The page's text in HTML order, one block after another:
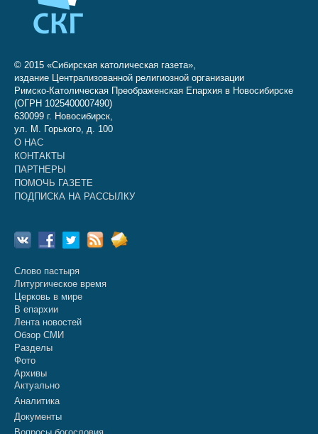
© 2015 «Сибирская католическая газета»,
издание Централизованной религиозной организации
Римско-Католическая Преображенская Епархия в Новосибирске
(ОГРН 1025400007490)
630099 г. Новосибирск,
ул. М. Горького, д. 100
О НАС
КОНТАКТЫ
ПАРТНЕРЫ
ПОМОЧЬ ГАЗЕТЕ
ПОДПИСКА НА РАССЫЛКУ
Слово пастыря
Литургическое время
Церковь в мире
В епархии
Лента новостей
Обзор СМИ
Разделы
Фото
Архивы
Актуально
Аналитика
Документы